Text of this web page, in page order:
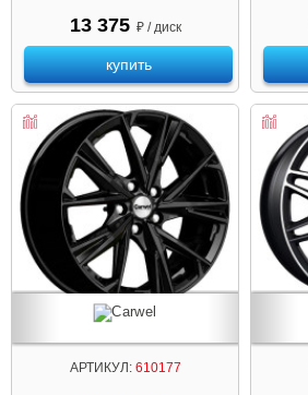
13 375 ₽ / диск
купить
АРТИКУЛ:610177